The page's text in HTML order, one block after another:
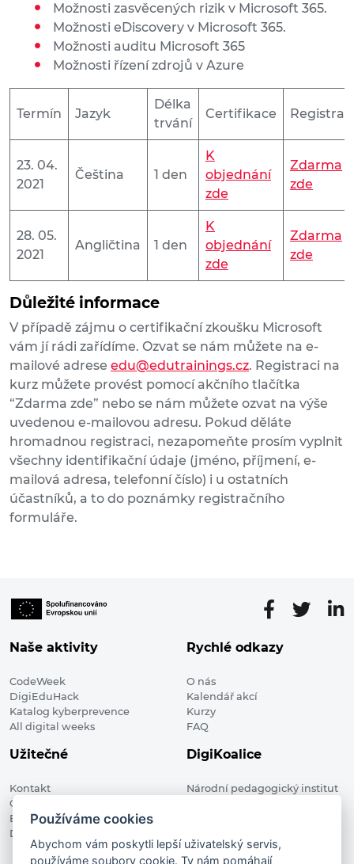
Možnosti zasvěcených rizik v Microsoft 365.
Možnosti eDiscovery v Microsoft 365.
Možnosti auditu Microsoft 365
Možnosti řízení zdrojů v Azure
Termín Jazyk
Délka
trvání
Certifikace
23. 04.
2021
Čeština 1 den
K
objednání
zde
Zdarma
zde
28. 05.
2021
Angličtina 1 den
K
objednání
zde
Zdarma
zde
Důležité informace
V případě zájmu o certifikační zkoušku Microsoft
vám jí rádi zařídíme. Ozvat se nám můžete na e-
mailové adrese edu@edutrainings.cz. Registraci na
kurz můžete provést pomocí akčního tlačítka
“Zdarma zde” nebo se nám můžete ozvat na výše
uvedenou e-mailovou adresu. Pokud děláte
hromadnou registraci, nezapomeňte prosím vyplnit
všechny identifikační údaje (jméno, příjmení, e-
mailová adresa, telefonní číslo) i u ostatních
účastníků, a to do poznámky registračního
formuláře.
Naše aktivity
CodeWeek
DigiEduHack
Katalog kyberprevence
All digital weeks
Rychlé odkazy
O nás
Kalendář akcí
Kurzy
FAQ
Užitečné
Kontakt
Členské organizace
Blog
Digitalizace ve vzdělávání
DigiKoalice
Národní pedagogický institut
Používáme cookies
Abychom vám poskytli lepší uživatelský servis,
používáme soubory cookie. Ty nám pomáhají